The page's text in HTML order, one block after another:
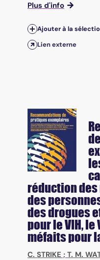
Plus d'info
Ajouter à la
Lien externe
réduction
des
des drogues
pour le VIH, le
méfaits pour
C. STRIKE ; T. M.